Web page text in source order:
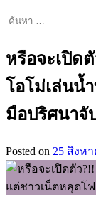
ค้นหา
หรือจะเปิด
โอโม่เล่นน้
มือปริศนาจั
Posted on 25 สิงห